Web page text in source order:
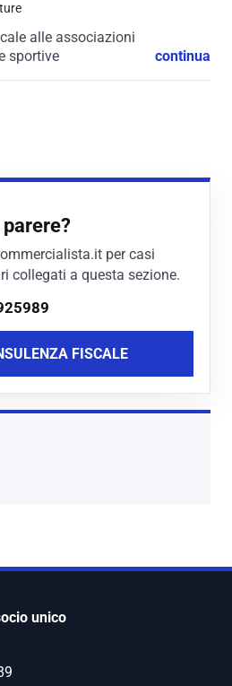
alle associazioni
sportive
continua
per casi
collegati a questa sezione.
FISCALE
unico